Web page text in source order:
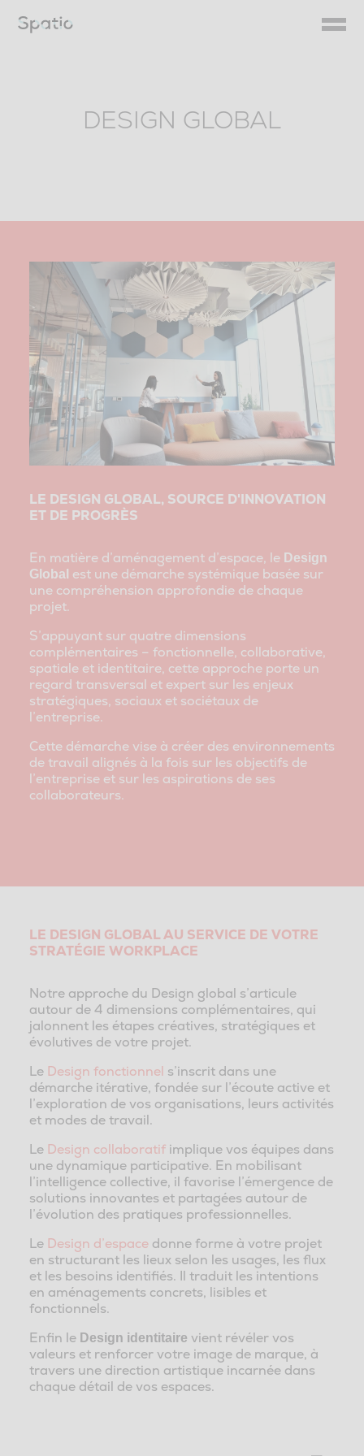
content
DESIGN GLOBAL
LE DESIGN GLOBAL, SOURCE D'INNOVATION
ET DE PROGRÈS
En matière d’aménagement d’espace, le Design
Global est une démarche systémique basée sur
une compréhension approfondie de chaque
projet.
S’appuyant sur quatre dimensions
complémentaires – fonctionnelle, collaborative,
spatiale et identitaire, cette approche porte un
regard transversal et expert sur les enjeux
stratégiques, sociaux et sociétaux de
l’entreprise.
Cette démarche vise à créer des environnements
de travail alignés à la fois sur les objectifs de
l’entreprise et sur les aspirations de ses
collaborateurs.
LE DESIGN GLOBAL AU SERVICE DE VOTRE
STRATÉGIE WORKPLACE
Notre approche du Design global s’articule
autour de 4 dimensions complémentaires, qui
jalonnent les étapes créatives, stratégiques et
évolutives de votre projet.
Le Design fonctionnel s’inscrit dans une
démarche itérative, fondée sur l’écoute active et
l’exploration de vos organisations, leurs activités
et modes de travail.
Le Design collaboratifimplique vos équipes dans
une dynamique participative. En mobilisant
l’intelligence collective, il favorise l’émergence de
solutions innovantes et partagées autour de
l’évolution des pratiques professionnelles.
Le Design d’espacedonne forme à votre projet
en structurant les lieux selon les usages, les flux
et les besoins identifiés. Il traduit les intentions
en aménagements concrets, lisibles et
fonctionnels.
Enfin le Design identitaire vient révéler vos
valeurs et renforcer votre image de marque, à
travers une direction artistique incarnée dans
chaque détail de vos espaces.